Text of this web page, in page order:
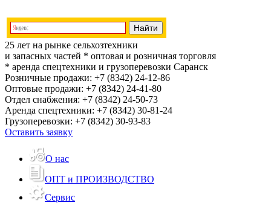
25 лет на рынке сельхозтехники
и запасных частей * оптовая и розничная торговля
* аренда спецтехники и грузоперевозки Саранск
Розничные продажи: +7 (8342) 24-12-86
Оптовые продажи: +7 (8342) 24-41-80
Отдел снабжения: +7 (8342) 24-50-73
Аренда спецтехники: +7 (8342) 30-81-24
Грузоперевозки: +7 (8342) 30-93-83
Оставить заявку
О нас
ОПТ и ПРОИЗВОДСТВО
Сервис